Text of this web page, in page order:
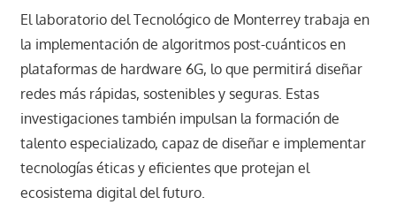
El laboratorio del Tecnológico de Monterrey trabaja en
la implementación de algoritmos post-cuánticos en
plataformas de hardware 6G, lo que permitirá diseñar
redes más rápidas, sostenibles y seguras. Estas
investigaciones también impulsan la formación de
talento especializado, capaz de diseñar e implementar
tecnologías éticas y eficientes que protejan el
ecosistema digital del futuro.